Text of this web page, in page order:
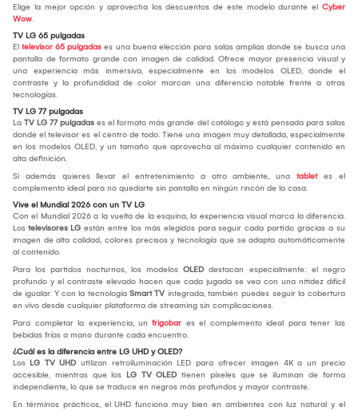
Elige la mejor opción y aprovecha los descuentos de este modelo durante el Cyber
Wow.
TV LG 65 pulgadas
El televisor 65 pulgadas es una buena elección para salas amplias donde se busca una
pantalla de formato grande con imagen de calidad. Ofrece mayor presencia visual y
una experiencia más inmersiva, especialmente en los modelos OLED, donde el
contraste y la profundidad de color marcan una diferencia notable frente a otras
tecnologías.
TV LG 77 pulgadas
La TV LG 77 pulgadas es el formato más grande del catálogo y está pensada para salas
donde el televisor es el centro de todo. Tiene una imagen muy detallada, especialmente
en los modelos OLED, y un tamaño que aprovecha al máximo cualquier contenido en
alta definición.
Si además quieres llevar el entretenimiento a otro ambiente, una tabletes el
complemento ideal para no quedarte sin pantalla en ningún rincón de la casa.
Vive el Mundial 2026 con un TV LG
Con el Mundial 2026 a la vuelta de la esquina, la experiencia visual marca la diferencia.
Los televisores LG están entre los más elegidos para seguir cada partido gracias a su
imagen de alta calidad, colores precisos y tecnología que se adapta automáticamente
al contenido.
Para los partidos nocturnos, los modelos OLED destacan especialmente: el negro
profundo y el contraste elevado hacen que cada jugada se vea con una nitidez difícil
de igualar. Y con la tecnología Smart TV integrada, también puedes seguir la cobertura
en vivo desde cualquier plataforma de streaming sin complicaciones.
Para completar la experiencia, un frigobar es el complemento ideal para tener las
bebidas frías a mano durante cada encuentro.
¿Cuál es la diferencia entre LG UHD y OLED?
Los LG TV UHD utilizan retroiluminación LED para ofrecer imagen 4K a un precio
accesible, mientras que los LG TV OLED tienen píxeles que se iluminan de forma
independiente, lo que se traduce en negros más profundos y mayor contraste.
En términos prácticos, el UHD funciona muy bien en ambientes con luz natural y el